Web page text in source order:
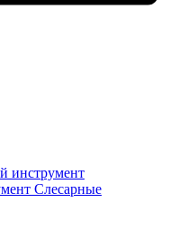
инструмент
Слесарные